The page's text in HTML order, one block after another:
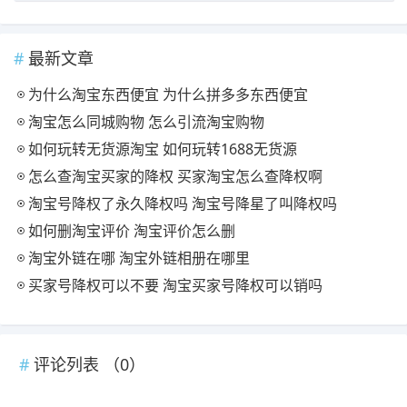
最新文章
为什么淘宝东西便宜 为什么拼多多东西便宜
淘宝怎么同城购物 怎么引流淘宝购物
如何玩转无货源淘宝 如何玩转1688无货源
怎么查淘宝买家的降权 买家淘宝怎么查降权啊
淘宝号降权了永久降权吗 淘宝号降星了叫降权吗
如何删淘宝评价 淘宝评价怎么删
淘宝外链在哪 淘宝外链相册在哪里
买家号降权可以不要 淘宝买家号降权可以销吗
评论列表 （0）